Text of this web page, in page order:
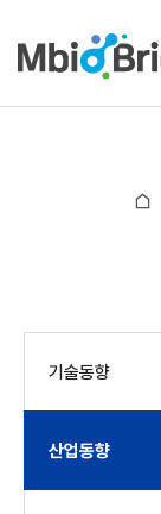
기술동향
산업동향